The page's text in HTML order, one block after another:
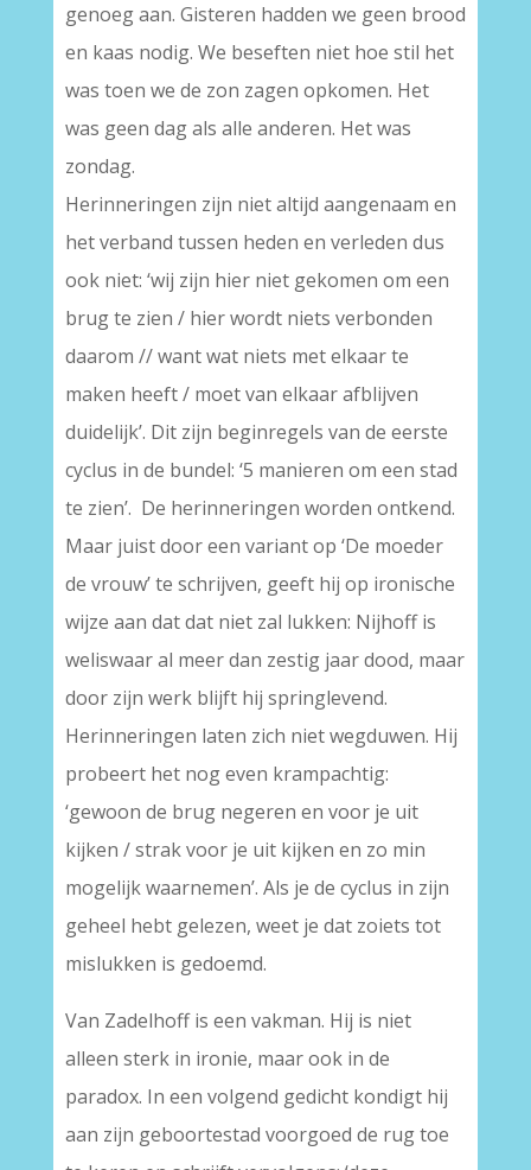
genoeg aan. Gisteren hadden we geen brood
en kaas nodig. We beseften niet hoe stil het
was toen we de zon zagen opkomen. Het
was geen dag als alle anderen. Het was
zondag.
Herinneringen zijn niet altijd aangenaam en
het verband tussen heden en verleden dus
ook niet: ‘wij zijn hier niet gekomen om een
brug te zien / hier wordt niets verbonden
daarom // want wat niets met elkaar te
maken heeft / moet van elkaar afblijven
duidelijk’. Dit zijn beginregels van de eerste
cyclus in de bundel: ‘5 manieren om een stad
te zien’. De herinneringen worden ontkend.
Maar juist door een variant op ‘De moeder
de vrouw’ te schrijven, geeft hij op ironische
wijze aan dat dat niet zal lukken: Nijhoff is
weliswaar al meer dan zestig jaar dood, maar
door zijn werk blijft hij springlevend.
Herinneringen laten zich niet wegduwen. Hij
probeert het nog even krampachtig:
‘gewoon de brug negeren en voor je uit
kijken / strak voor je uit kijken en zo min
mogelijk waarnemen’. Als je de cyclus in zijn
geheel hebt gelezen, weet je dat zoiets tot
mislukken is gedoemd.
Van Zadelhoff is een vakman. Hij is niet
alleen sterk in ironie, maar ook in de
paradox. In een volgend gedicht kondigt hij
aan zijn geboortestad voorgoed de rug toe